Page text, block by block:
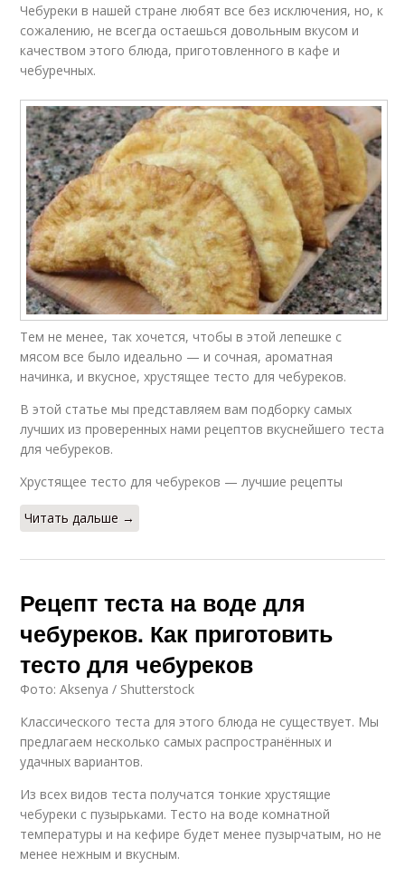
Чебуреки в нашей стране любят все без исключения, но, к
сожалению, не всегда остаешься довольным вкусом и
качеством этого блюда, приготовленного в кафе и
чебуречных.
Тем не менее, так хочется, чтобы в этой лепешке с
мясом все было идеально — и сочная, ароматная
начинка, и вкусное, хрустящее тесто для чебуреков.
В этой статье мы представляем вам подборку самых
лучших из проверенных нами рецептов вкуснейшего теста
для чебуреков.
Хрустящее тесто для чебуреков — лучшие рецепты
Читать дальше →
Рецепт теста на воде для
чебуреков. Как приготовить
тесто для чебуреков
Фото: Aksenya / Shutterstock
Классического теста для этого блюда не существует. Мы
предлагаем несколько самых распространённых и
удачных вариантов.
Из всех видов теста получатся тонкие хрустящие
чебуреки с пузырьками. Тесто на воде комнатной
температуры и на кефире будет менее пузырчатым, но не
менее нежным и вкусным.